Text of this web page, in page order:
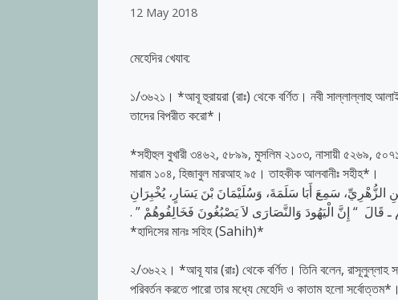
12 May 2018
মেহেদির খেযাব:
১/৩৬২১। *আবূ হুরায়রা (রাঃ) থেকে বর্ণিত। নবী সাল্লাল্লাহু
তাদের বিপরীত করো*।
*সহীহুল বুখারী ৩৪৬২, ৫৮৯৯, মুসলিম ২১০৩, নাসায়ী ৫২৬৯,
মারাম ১০৪, হিজাবুল মারআহ ৯৫। তাহকীক আলবানীঃ সহীহ*।
الزُّهْرِيِّ، سَمِعَ أَبَا سَلَمَةَ، وَسُلَيْمَانَ بْنَ يَسَارٍ، يُخْبِرَانِ
قَالَ ‏ “‏ إِنَّ الْيَهُودَ وَالنَّصَارَى لاَ يَصْبُغُونَ فَخَالِفُوهُمْ ‏”‏ ‏.‏
*হাদিসের মানঃ সহিহ (Sahih)*
২/৩৬২২। *আবূ যার (রাঃ) থেকে বর্ণিত। তিনি বলেন, রাসূলুল্লাহ
পরিবর্তন করতে পারো তার মধ্যে মেহেদি ও কাতাম হলো সর্বোত্তম*।